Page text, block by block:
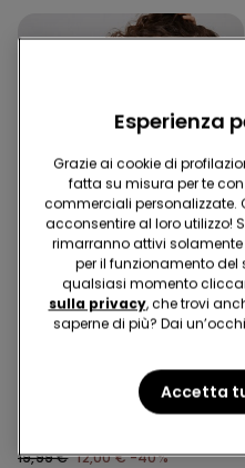
Microfibra Riciclata
-40%
Costume Intero Fascia con
19,99 € 12,00 €-40%
Esperienza
Grazie ai cookie di
fatta su misura per te
commerciali personalizzate.
acconsentire al loro utilizzo!
rimarranno attivi
per il funzionamento del
qualsiasi momento
sulla privacy, che trovi
saperne di più? Dai
Accetta